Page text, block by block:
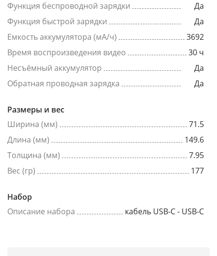
Функция беспроводной зарядки
Да
Функция быстрой зарядки
Да
Емкость аккумулятора (мА/ч)
3692
Время воспроизведения видео
30 ч
Несъёмный аккумулятор
Да
Обратная проводная зарядка
Да
Размеры и вес
Ширина (мм)
71.5
Длина (мм)
149.6
Толщина (мм)
7.95
Вес (гр)
177
Набор
Описание набора
кабель USB-C - USB-C